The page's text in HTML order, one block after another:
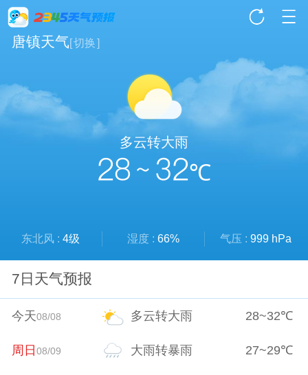
唐镇天气[切换]
多云转大雨
28 ~ 32℃
东北风 :4级 湿度 : 66% 气压 : 999 hPa
7日天气预报
今天08/08 多云转大雨 28~32℃
周日08/09 大雨转暴雨 27~29℃